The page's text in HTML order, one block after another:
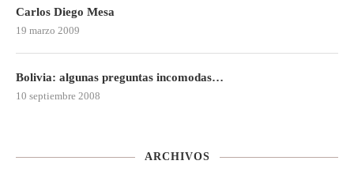
Carlos Diego Mesa
19 marzo 2009
Bolivia: algunas preguntas incomodas…
10 septiembre 2008
ARCHIVOS